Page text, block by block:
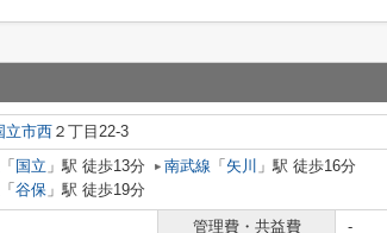
立市西 ２丁目22-3
「 国立 」駅 徒歩13分 南武線 「 矢川 」駅 徒歩16分
「 谷保 」駅 徒歩19分
管理費・共益費
-